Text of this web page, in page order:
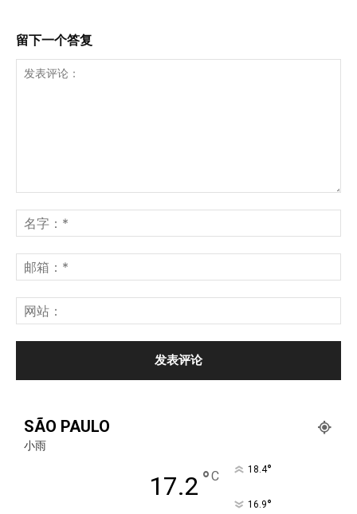
留下一个答复
SÃO PAULO
小雨
17.2 °C 18.4°
16.9°